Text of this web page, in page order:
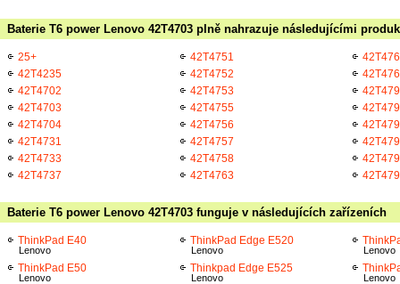
Baterie T6 power Lenovo 42T4703 plně nahrazuje následujícími
25+
42T4235
42T4702
42T4703
42T4704
42T4731
42T4733
42T4737
42T4751
42T4752
42T4753
42T4755
42T4756
42T4757
42T4758
42T4763
Baterie T6 power Lenovo 42T4703 funguje v následujících zařízeních
ThinkPad E40
Lenovo
ThinkPad E50
Lenovo
ThinkPad Edge E520
Lenovo
Thinkpad Edge E525
Lenovo
Lenovo
Lenovo